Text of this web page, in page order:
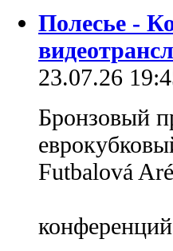
Полесье -
23.07.26
Бронзовый
Futbalová